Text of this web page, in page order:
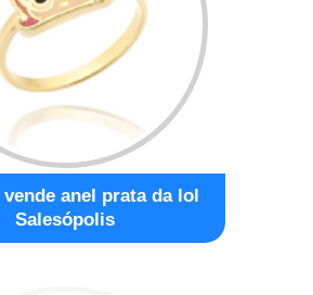
anel prata da lol
Salesópolis